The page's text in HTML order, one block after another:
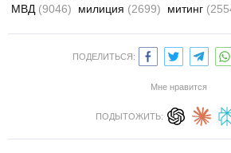
МВД (9046) милиция (2699) митинг
ПОДЕЛИТЬСЯ:
Мне нравится
ПОДЫТОЖИТЬ: